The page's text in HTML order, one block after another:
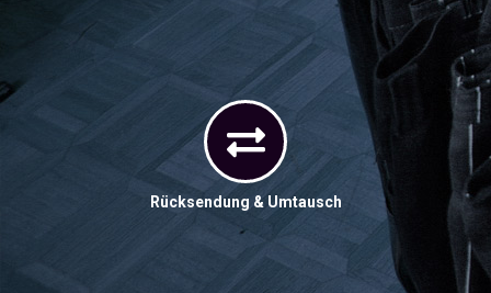
Rücksendung & Umtausch